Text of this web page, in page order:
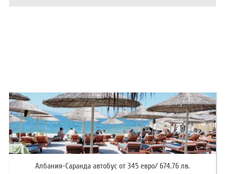
ЗА НАС
КОНТАКТИ
ОБЩИ УСЛОВИЯ ПАКЕТНИ
ПЪТУВАНИЯ
ПОЛИТИКА ЗА ПОВЕРИТЕЛНОСТ
Албания-Саранда автобус от 345 евро/ 674.76 лв.